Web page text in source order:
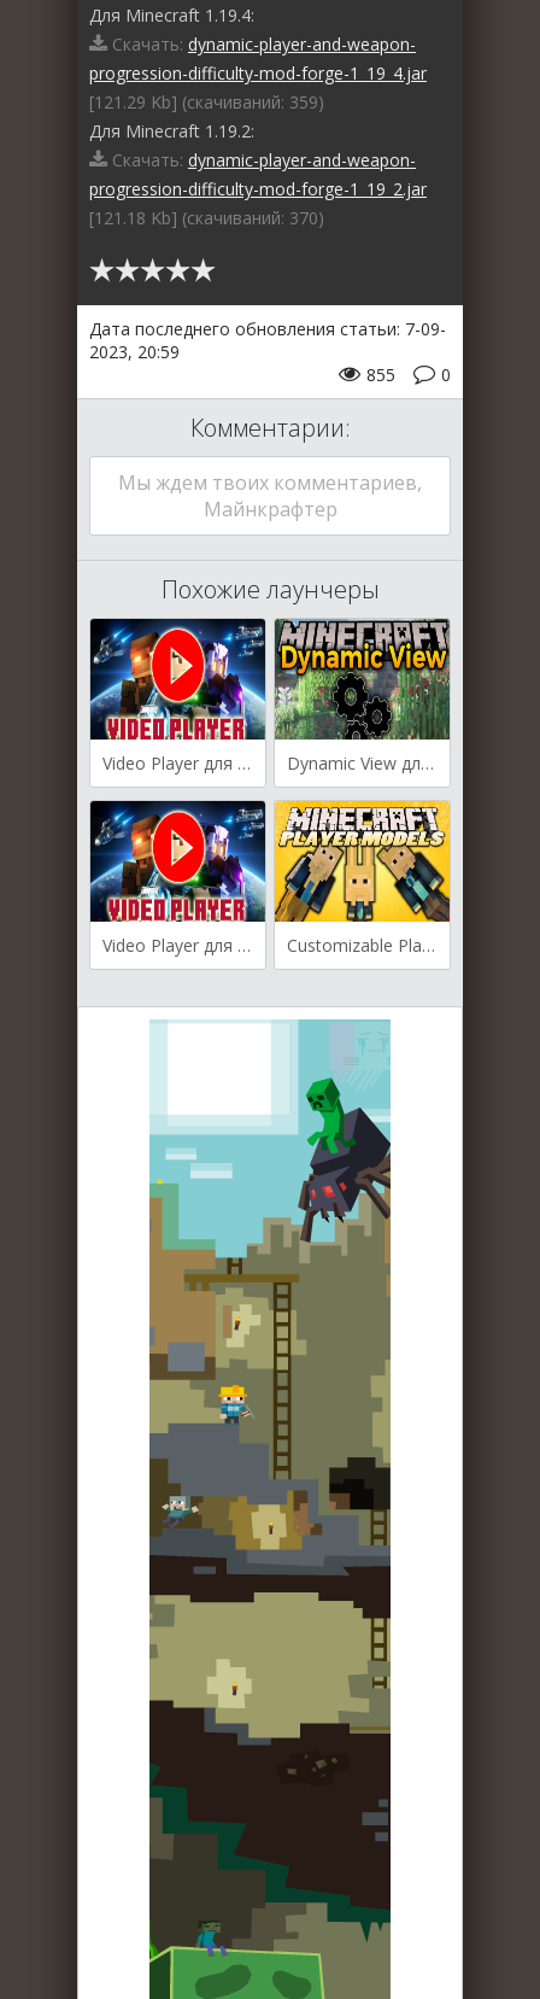
Для Minecraft 1.19.4:
Скачать: dynamic-player-and-weapon-
progression-difficulty-mod-forge-1_19_4.jar
[121.29 Kb] (cкачиваний: 359)
Для Minecraft 1.19.2:
Скачать: dynamic-player-and-weapon-
progression-difficulty-mod-forge-1_19_2.jar
[121.18 Kb] (cкачиваний: 370)
Дата последнего обновления статьи: 7-09-
2023, 20:59
0
855
Комментарии:
Мы ждем твоих комментариев,
Майнкрафтер
Похожие лаунчеры
Video Player для Майнкрафт [1.20.1, 1.20] Dynamic View для Майнкрафт [1.19.4, 1.19.3, 1.19.2]
Video Player для Майнкрафт [1.19.4, 1.18.2, 1.16.5] Customizable Player Models для Майнкрафт [1.19.4, 1.19.3, 1.19.2]